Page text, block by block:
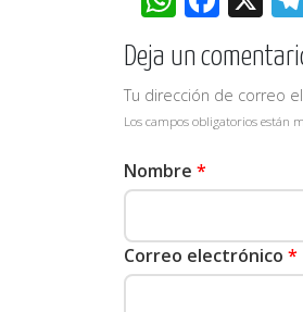
Deja un
Tu dirección de correo
Los campos obligatorios están
Nombre *
Correo electrónico *